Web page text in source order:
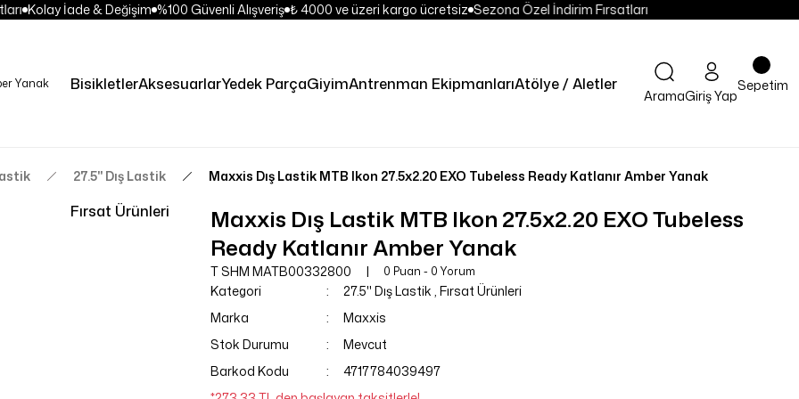
Kolay İade & Değişim %100 Güvenli Alışveriş ₺ 4000 ve üzeri kargo ücretsiz Sezona Özel İndirim Fırsatları
BisikletlerAksesuarlarYedek ParçaGiyimAntrenman EkipmanlarıAtölye / Aletler
Fırsat Ürünleri
AramaGiriş Yap
Sepetim
27.5'' Dış Lastik Maxxis Dış Lastik MTB Ikon 27.5x2.20 EXO Tubeless Ready Katlanır Amber Yanak
Maxxis Dış Lastik MTB Ikon 27.5x2.20 EXO Tubeless
Ready Katlanır Amber Yanak
T SHM MATB00332800 0 Puan - 0 Yorum
Kategori 27.5'' Dış Lastik , Fırsat Ürünleri
Marka
Maxxis
Stok Durumu
Mevcut
Barkod Kodu
4717784039497